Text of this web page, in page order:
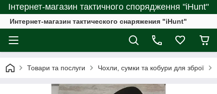
Інтернет-магазин тактичного спорядження "iHunt"
Интернет-магазин тактического снаряжения "iHunt"
Товари та послуги Чохли, сумки та кобури для зброї